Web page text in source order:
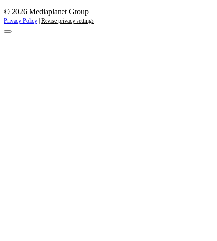
© 2026 Mediaplanet Group
Privacy Policy Revise privacy settings